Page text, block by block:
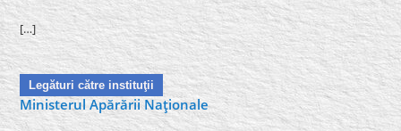
[…]
Legături către instituţii
Ministerul Apărării Naţionale